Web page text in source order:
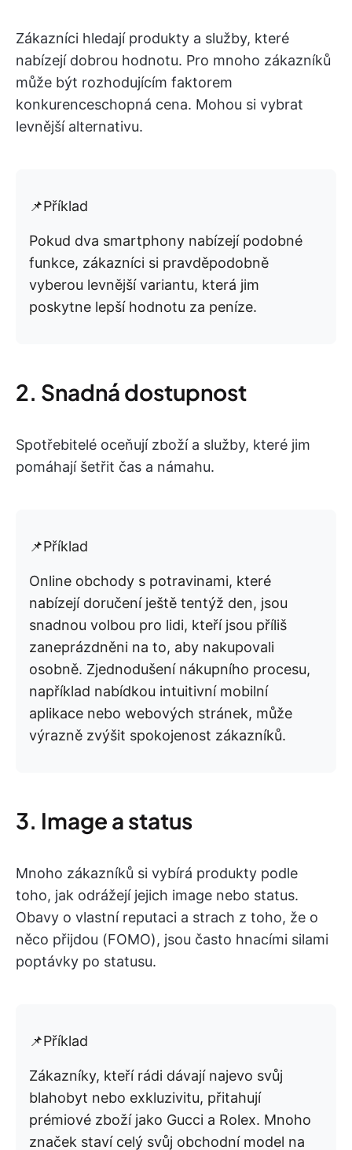
Zákazníci hledají produkty a služby, které
nabízejí dobrou hodnotu. Pro mnoho zákazníků
může být rozhodujícím faktorem
konkurenceschopná cena. Mohou si vybrat
levnější alternativu.
📌Příklad
Pokud dva smartphony nabízejí podobné
funkce, zákazníci si pravděpodobně
vyberou levnější variantu, která jim
poskytne lepší hodnotu za peníze.
2. Snadná dostupnost
Spotřebitelé oceňují zboží a služby, které jim
pomáhají šetřit čas a námahu.
📌Příklad
Online obchody s potravinami, které
nabízejí doručení ještě tentýž den, jsou
snadnou volbou pro lidi, kteří jsou příliš
zaneprázdněni na to, aby nakupovali
osobně. Zjednodušení nákupního procesu,
například nabídkou intuitivní mobilní
aplikace nebo webových stránek, může
výrazně zvýšit spokojenost zákazníků.
3. Image a status
Mnoho zákazníků si vybírá produkty podle
toho, jak odrážejí jejich image nebo status.
Obavy o vlastní reputaci a strach z toho, že o
něco přijdou (FOMO), jsou často hnacími silami
poptávky po statusu.
📌Příklad
Zákazníky, kteří rádi dávají najevo svůj
blahobyt nebo exkluzivitu, přitahují
prémiové zboží jako Gucci a Rolex. Mnoho
značek staví celý svůj obchodní model na